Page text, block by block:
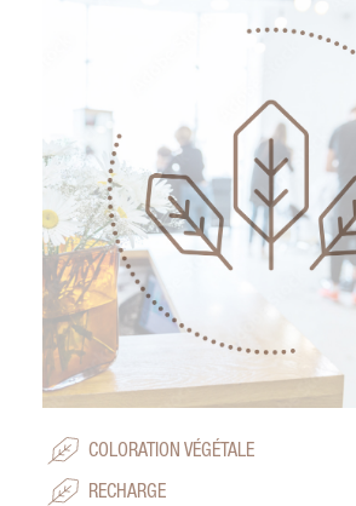
COLORATION VÉGÉTALE
RECHARGE